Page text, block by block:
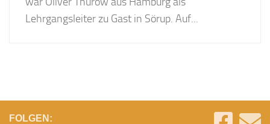
Lehrgangsleiter zu Gast in Sörup. Auf...
FOLGEN: